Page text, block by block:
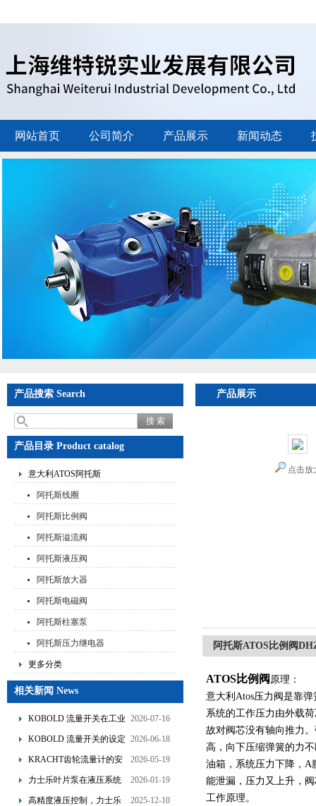
网站首页 公司简介 产品展示 新闻动态
产品搜索 Search
产品目录 Product catalog
意大利ATOS阿托斯
阿托斯线圈
阿托斯比例阀
阿托斯溢流阀
阿托斯液压阀
阿托斯放大器
阿托斯电磁阀
阿托斯柱塞泵
阿托斯压力继电器
更多分类
相关新闻 News
KOBOLD 流量开关在工业
管道水流量监测中的应用
2026-07-16
KOBOLD 流量开关的设定
流量调节与刻度指示
2026-06-18
KRACHT齿轮流量计的安
装要求：直管段、过滤器
2026-05-19
力士乐叶片泵在液压系统
中的应用分析
2026-01-19
高精度液压控制，力士乐
2025-12-10
产品展示
点击放
阿托斯ATOS比例阀
ATOS比例阀 原理：
意大利Atos压力阀是靠
系统的工作压力由外载
故对阀芯没有轴向推力
高，向下压缩弹簧的力
油箱，系统压力下降，A
能泄漏，压力又上升，
工作原理。